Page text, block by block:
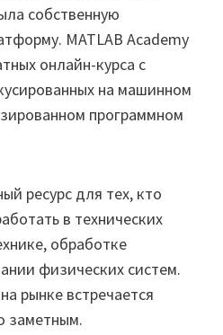
собственную
MATLAB Academy
онлайн-курса с
на машинном
программном
ресурс для тех, кто
в технических
обработке
физических систем.
рынке встречается
заметным.